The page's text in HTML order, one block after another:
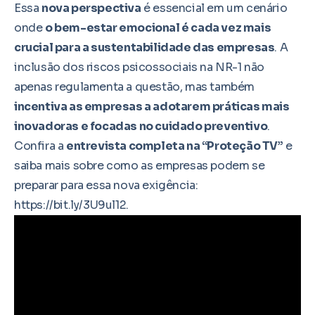
Essa nova perspectiva é essencial em um cenário
ondeo bem-estar emocional é cada vez mais
crucial para a sustentabilidade das empresas. A
inclusão dos riscos psicossociais na NR-1 não
apenas regulamenta a questão, mas também
incentiva as empresas a adotarem práticas mais
inovadoras e focadas no cuidado preventivo.
Confira a entrevista completa na “Proteção TV” e
saiba mais sobre como as empresas podem se
preparar para essa nova exigência:
https://bit.ly/3U9ul12.